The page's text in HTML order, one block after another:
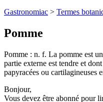
Gastronomiac > Termes
Pomme
Pomme : n. f. La pomme est
partie externe est tendre et
papyracées ou cartilagineuses
Bonjour,
Vous devez être abonné pour